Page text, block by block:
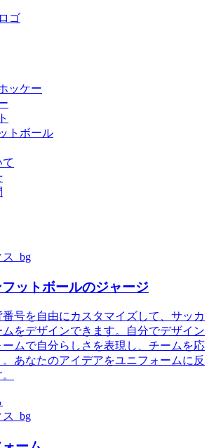
ッケー
トボール
ットボールのジャージ
号を自由にカスタマイズして、サッカ
をデザインできます。自分でデザイン
ームで自分らしさを表現し、チームを応
あなたのアイデアをユニフォームに反